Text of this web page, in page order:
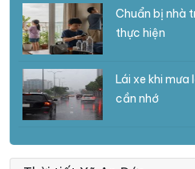
Chuẩn bị nhà
thực hiện
Lái xe khi
cần nhớ